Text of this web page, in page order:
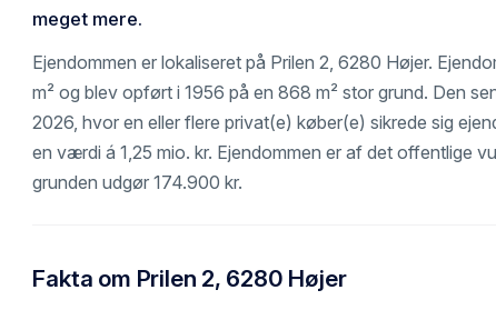
meget mere.
Ejendommen er lokaliseret på Prilen 2, 6280 Højer.
m² og blev opført i 1956 på en 868 m² stor grund. Den
2026, hvor en eller flere privat(e) køber(e) sikrede sig
en værdi á 1,25 mio. kr. Ejendommen er af det offentlige
grunden udgør 174.900 kr.
Fakta om Prilen 2, 6280 Højer